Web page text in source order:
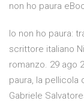
non ho paura
Io non ho paura:
scrittore italiano
romanzo. 29 ago
paura, la pellicola
Gabriele